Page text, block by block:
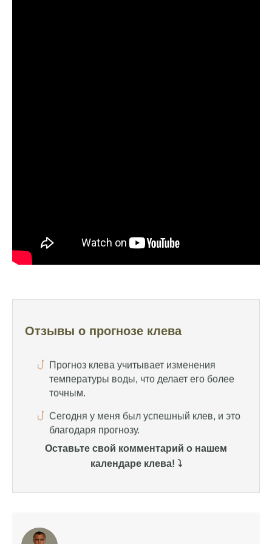
Отзывы о прогнозе клева
активность рыбы и как их учитывать в
точным.
благодаря прогнозу.
Прогноз клева на сайте всегда актуален и
рыбалки в Москве и области.
Я скачал приложение и теперь всегда
ловли предоставляет точные прогнозы
Учитывайте фазы луны при планировании
Оставьте свой комментарий о нашем
календаре клева! ⤵️